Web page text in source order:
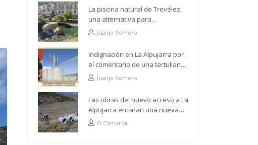
La piscina natural de Trevélez,
una alternativa para
refrescarse desde lo más alto
Juanjo Romero
Indignación en La Alpujarra por
el comentario de una tertuliana
tras hacer alusión al
analfabetismo con la comarca
Juanjo Romero
Las obras del nuevo acceso a La
Alpujarra encaran una nueva
faseEl Comarcal